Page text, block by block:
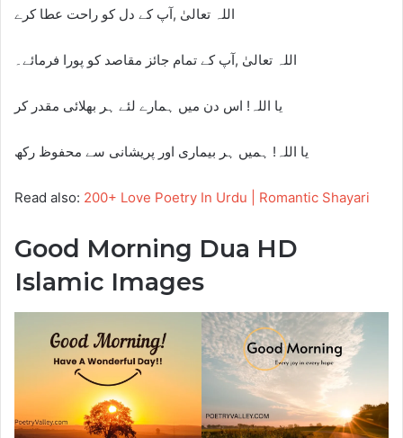
اللہ تعالیٰ ,آپ کے دل کو راحت عطا کرے
اللہ تعالیٰ ,آپ کے تمام جائز مقاصد کو پورا فرمائے۔
یا اللہ! اس دن میں ہمارے لئے ہر بھلائی مقدر کر
یا اللہ! ہمیں ہر بیماری اور پریشانی سے محفوظ رکھ
Read also: 200+ Love Poetry In Urdu | Romantic Shayari
Good Morning Dua HD
Islamic Images